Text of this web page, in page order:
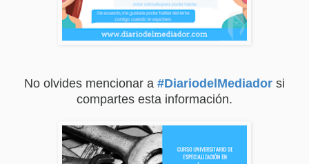
No olvides mencionar a #DiariodelMediador si
compartes esta información.